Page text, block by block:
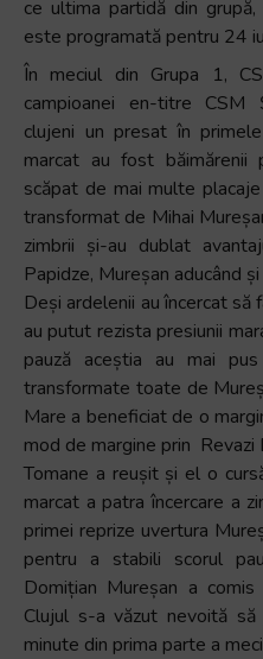
ce ultima partidă din
este programată pentru 24
În meciul din Grupa 1,
campioanei en-titre CSM
clujeni un presat în
marcat au fost băimărenii
scăpat de mai multe
transformat de Mihai
zimbrii și-au dublat
Papidze, Mureșan aducând
Deși ardelenii au încercat să
au putut rezista presiunii
pauză aceștia au mai
transformate toate de
Mare a beneficiat de o
mod de margine prin Revazi
Tomane a reușit și el o
marcat a patra încercare a
primei reprize uvertura
pentru a stabili scorul
Domițian Mureșan a
Clujul s-a văzut nevoită
minute din prima parte a